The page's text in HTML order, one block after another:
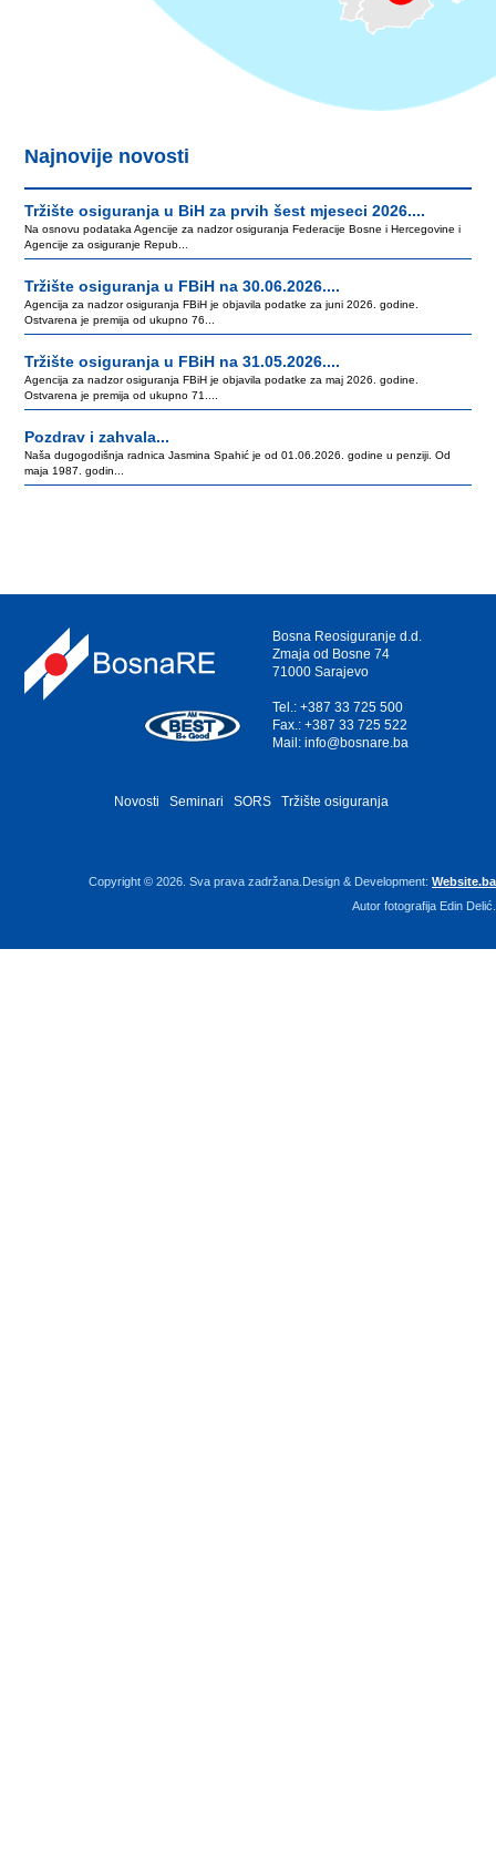
Najnovije novosti
Tržište osiguranja u BiH za prvih šest mjeseci 2026....
Na osnovu podataka Agencije za nadzor osiguranja Federacije Bosne i Hercegovine i
Agencije za osiguranje Repub...
Tržište osiguranja u FBiH na 30.06.2026....
Agencija za nadzor osiguranja FBiH je objavila podatke za juni 2026. godine.
Ostvarena je premija od ukupno 76...
Tržište osiguranja u FBiH na 31.05.2026....
Agencija za nadzor osiguranja FBiH je objavila podatke za maj 2026. godine.
Ostvarena je premija od ukupno 71....
Pozdrav i zahvala...
Naša dugogodišnja radnica Jasmina Spahić je od 01.06.2026. godine u penziji. Od
maja 1987. godin...
Bosna Reosiguranje d.d.
Zmaja od Bosne 74
71000 Sarajevo
Tel.: +387 33 725 500
Fax.: +387 33 725 522
Mail: info@bosnare.ba
Novosti Seminari SORS Tržište osiguranja
Copyright © 2026. Sva prava zadržana.Design & Development: Website.ba
Autor fotografija Edin Delić.